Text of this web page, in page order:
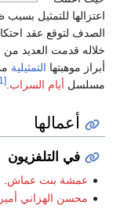
اعتزالها للتمثيل
الصدف لتوقع عقد
خلاله قدمت العديد من
أبراز موهبتها التمثيلية
مسلسل أيام السراب.
[1]
أعمالها
في التلفزيون
عمشة بنت عماش
محسن الهزاني